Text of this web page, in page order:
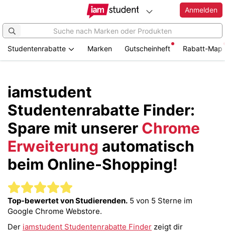
springen
Anmelden
Studentenrabatte Marken Gutscheinheft Rabatt-Map
iamstudent
Studentenrabatte Finder:
Spare mit unserer Chrome
Erweiterung automatisch
beim Online-Shopping!
Top-bewertet von Studierenden. 5 von 5 Sterne im
Google Chrome Webstore.
Der iamstudent Studentenrabatte Finder zeigt dir